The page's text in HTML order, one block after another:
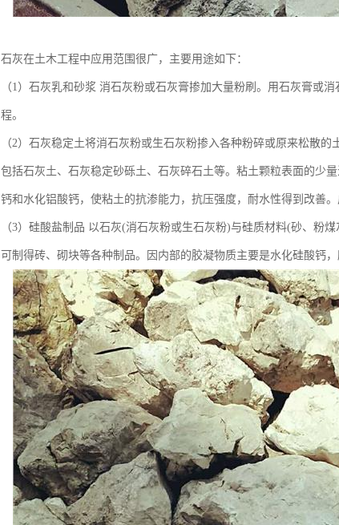
石灰在土木工程中应用范围很广，主要用途如下：
（1）石灰乳和砂浆 消石灰粉或石灰膏掺加大量粉刷。用石灰膏或
程。
（2）石灰稳定土将消石灰粉或生石灰粉掺入各种粉碎或原来松散
包括石灰土、石灰稳定砂砾土、石灰碎石土等。粘土颗粒表面的少
钙和水化铝酸钙，使粘土的抗渗能力，抗压强度，耐水性得到改善
（3）硅酸盐制品 以石灰(消石灰粉或生石灰粉)与硅质材料(砂、粉
可制得砖、砌块等各种制品。因内部的胶凝物质主要是水化硅酸钙